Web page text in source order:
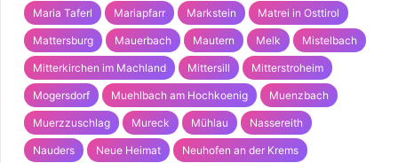
Maria Taferl Mariapfarr Markstein Matrei in Osttirol
Mattersburg Mauerbach Mautern Melk Mistelbach
Mitterkirchen im Machland Mittersill Mitterstroheim
Mogersdorf Muehlbach am Hochkoenig Muenzbach
Muerzzuschlag Mureck Mühlau Nassereith
Nauders Neue Heimat Neuhofen an der Krems